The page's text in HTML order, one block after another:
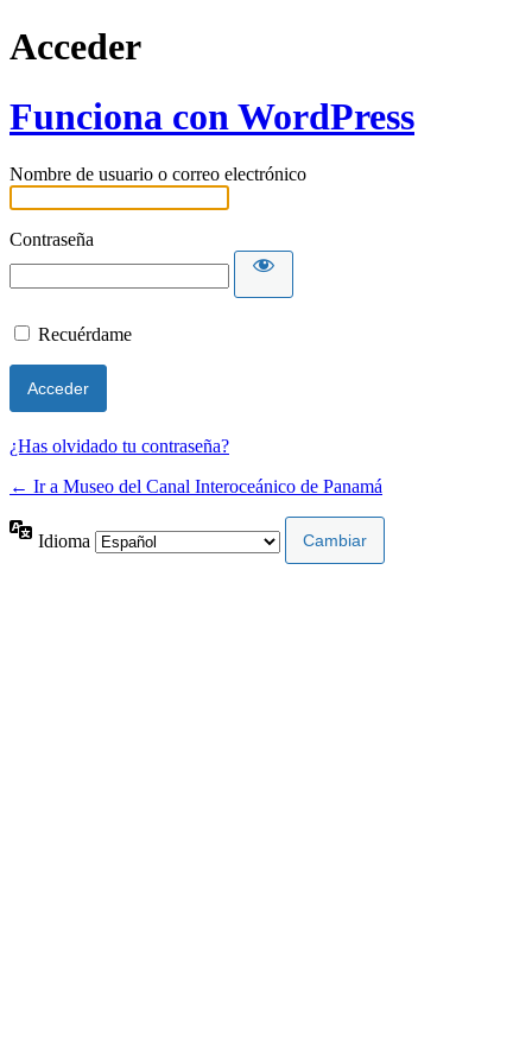
Acceder
Funciona con WordPress
Nombre de usuario o correo electrónico
Contraseña
Recuérdame
¿Has olvidado tu contraseña?
← Ir a Museo del Canal Interoceánico de Panamá
Idioma